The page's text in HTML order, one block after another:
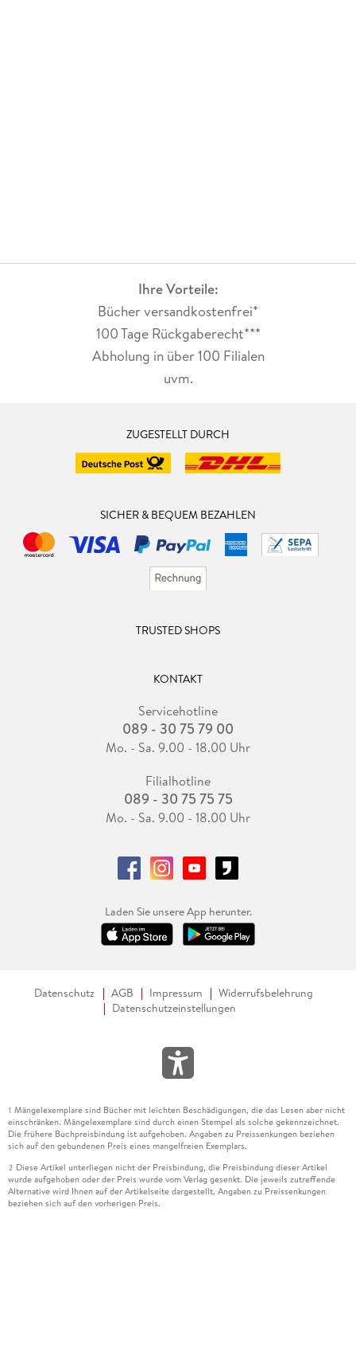
Ihre Vorteile:
Bücher versandkostenfrei*
100 Tage Rückgaberecht***
Abholung in über 100 Filialen
uvm.
ZUGESTELLT DURCH
SICHER & BEQUEM BEZAHLEN
TRUSTED SHOPS
KONTAKT
Servicehotline
089 - 30 75 79 00
Mo. - Sa. 9.00 - 18.00 Uhr
Filialhotline
089 - 30 75 75 75
Mo. - Sa. 9.00 - 18.00 Uhr
Laden Sie unsere App herunter.
Datenschutz AGB Impressum
Widerrufsbelehrung
Datenschutzeinstellungen
1 Mängelexemplare sind Bücher mit leichten Beschädigungen, die das Lesen aber nicht
einschränken. Mängelexemplare sind durch einen Stempel als solche gekennzeichnet.
Die frühere Buchpreisbindung ist aufgehoben. Angaben zu Preissenkungen beziehen
sich auf den gebundenen Preis eines mangelfreien Exemplars.
2 Diese Artikel unterliegen nicht der Preisbindung, die Preisbindung dieser Artikel
wurde aufgehoben oder der Preis wurde vom Verlag gesenkt. Die jeweils zutreffende
Alternative wird Ihnen auf der Artikelseite dargestellt. Angaben zu Preissenkungen
beziehen sich auf den vorherigen Preis.